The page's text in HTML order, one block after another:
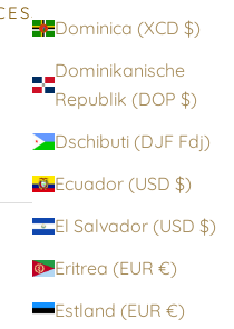
Dominica (XCD $)
Dominikanische
Republik (DOP $)
Dschibuti (DJF Fdj)
Ecuador (USD $)
El Salvador (USD $)
Eritrea (EUR €)
Estland (EUR €)